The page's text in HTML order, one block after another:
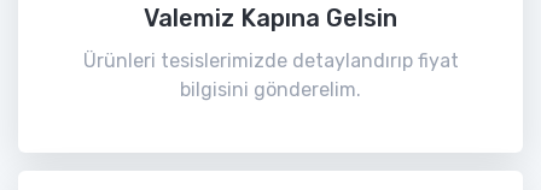
Valemiz Kapına Gelsin
Ürünleri tesislerimizde detaylandırıp fiyat
bilgisini gönderelim.